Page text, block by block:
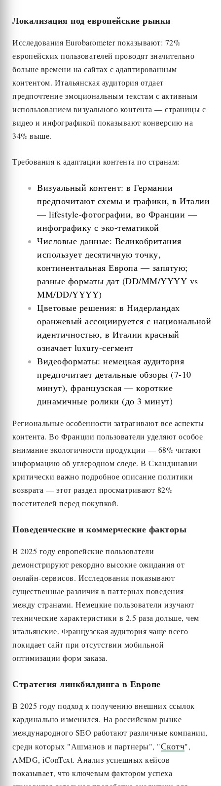
Локализация под европейские рынки
Исследования Eurobarometer показывают: 72%
европейских пользователей проводят значительно
больше времени на сайтах с адаптированным
контентом. Итальянская аудитория отдает
предпочтение эмоциональным текстам с активным
использованием визуального контента — страницы с
видео и инфографикой показывают конверсию на
34% выше.
Требования к адаптации контента по странам:
Визуальный контент: в Германии
предпочитают схемы и графики, в Италии
— lifestyle-фотографии, во Франции —
инфографику с эко-тематикой
Числовые данные: Великобритания
использует десятичную точку,
континентальная Европа — запятую;
разные форматы дат (DD/MM/YYYY vs
MM/DD/YYYY)
Цветовые решения: в Нидерландах
оранжевый ассоциируется с национальной
идентичностью, в Италии красный
означает luxury-сегмент
Видеоформаты: немецкая аудитория
предпочитает детальные обзоры (7-10
минут), французская — короткие
динамичные ролики (до 3 минут)
Региональные особенности затрагивают все аспекты
контента. Во Франции пользователи уделяют особое
внимание экологичности продукции — 68% читают
информацию об углеродном следе. В Скандинавии
критически важно подробное описание политики
возврата — этот раздел просматривают 82%
посетителей перед покупкой.
Поведенческие и коммерческие факторы
В 2025 году европейские пользователи
демонстрируют рекордно высокие ожидания от
онлайн-сервисов. Исследования показывают
существенные различия в паттернах поведения
между странами. Немецкие пользователи изучают
технические характеристики в 2.5 раза дольше, чем
итальянские. Французская аудитория чаще всего
покидает сайт при отсутствии мобильной
оптимизации форм заказа.
Стратегия линкбилдинга в Европе
В 2025 году подход к получению внешних ссылок
кардинально изменился. На российском рынке
международного SEO работают различные компании,
среди которых "Ашманов и партнеры", "Скотч",
AMDG, iConText. Анализ успешных кейсов
показывает, что ключевым фактором успеха